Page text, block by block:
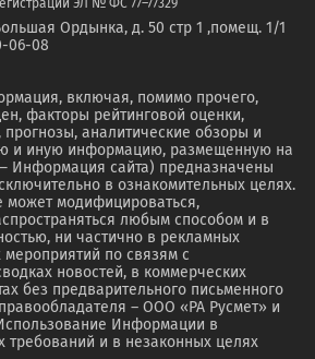
ЭЛ № ФС 77–77329
Ордынка, д. 50 стр 1 ,помещ. 1/1
06-08
включая, помимо прочего,
факторы рейтинговой оценки,
аналитические обзоры и
и иную информацию, размещенную на
Информация сайта) предназначены
в ознакомительных целях.
может модифицироваться,
любым способом и в
ни частично в рекламных
по связям с
новостей, в коммерческих
без предварительного письменного
– ООО «РА Русмет» и
Информации в
требований и в незаконных целях